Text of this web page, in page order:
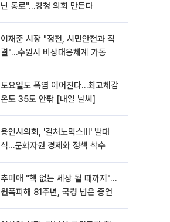
닌 통로"…경청 의회 만든다
이재준 시장 "정전, 시민안전과 직
결"…수원시 비상대응체계 가동
토요일도 폭염 이어진다…최고체감
온도 35도 안팎 [내일 날씨]
용인시의회, '컬처노믹스Ⅲ' 발대
식…문화자원 경제화 정책 착수
추미애 "핵 없는 세상 될 때까지"…
원폭피해 81주년, 국경 넘은 증언